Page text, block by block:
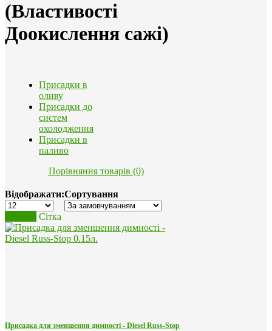
(Властивості
Доокислення сажі)
Присадки в
оливу
Присадки до
систем
охолодження
Присадки в
паливо
Порівняння товарів (0)
Відображати:Сортування
Сітка
Присадка для зменшення димності - Diesel Russ-Stop